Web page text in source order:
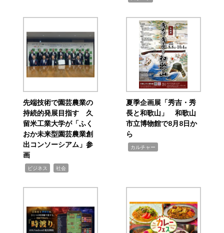
先端技術で園芸農業の
持続的発展目指す 久
留米工業大学が「ふく
おか未来型園芸農業創
出コンソーシアム」参
画
ビジネス 社会
夏季企画展「秀吉・秀
長と和歌山」 和歌山
市立博物館で8月8日か
ら
カルチャー